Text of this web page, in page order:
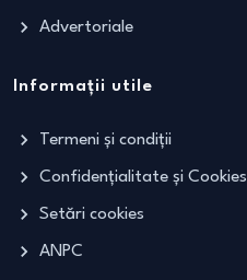
Advertoriale
Informații utile
Termeni și condiții
Confidențialitate și Cookies
Setări cookies
ANPC